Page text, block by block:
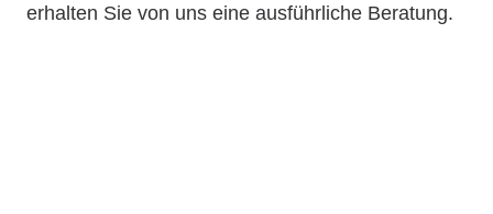
erhalten Sie von uns eine ausführliche Beratung.